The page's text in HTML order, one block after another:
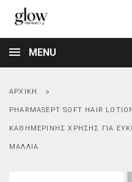
MENU
ΑΡΧΙΚΉ
PHARMASEPT SOFT HAIR
ΚΑΘΗΜΕΡΙΝΉΣ ΧΡΉΣΗΣ ΓΙΑ
ΜΑΛΛΙΆ